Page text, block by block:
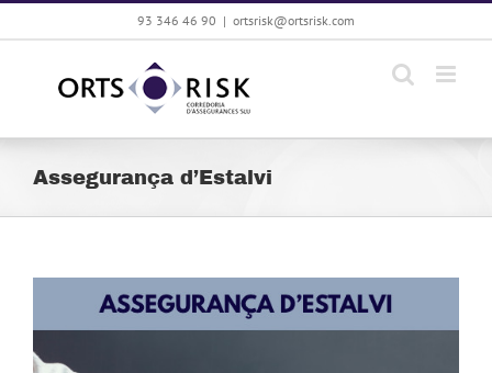
Skip
93 346 46 90 | ortsrisk@ortsrisk.com
Assegurança d’Estalvi